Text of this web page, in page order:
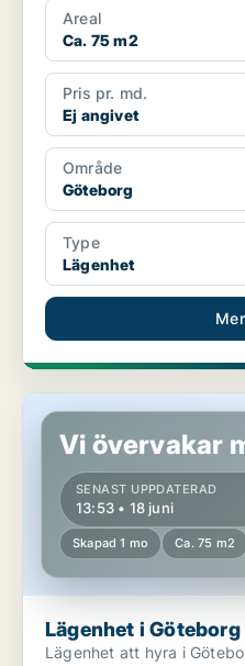
Areal
Ca. 75 m2
Pris pr. md.
Ej angivet
Område
Göteborg
Type
Lägenhet
Lägenhet i Göteborg
Vi övervakar
SENAST UPPDATERAD
13:53 • 18 juni
Skapad 1 mo Ca. 75 m2
Lägenhet i Göteborg